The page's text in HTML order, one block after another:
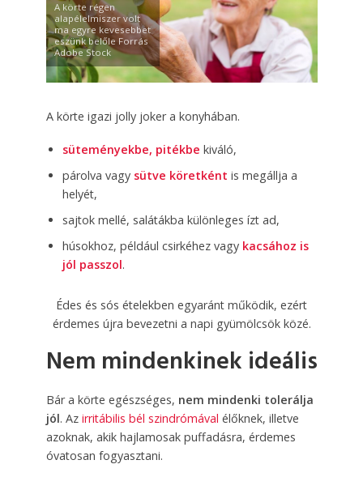
A körte régen
alapélelmiszer volt
ma egyre kevesebbet
eszünk belőle Forrás
Adobe Stock
A körte igazi jolly joker a konyhában.
süteményekbe, pitékbe kiváló,
párolva vagy sütve köretként is megállja a
helyét,
sajtok mellé, salátákba különleges ízt ad,
húsokhoz, például csirkéhez vagy kacsához is
jól passzol.
Édes és sós ételekben egyaránt működik, ezért
érdemes újra bevezetni a napi gyümölcsök közé.
Nem mindenkinek ideális
Bár a körte egészséges, nem mindenki tolerálja
jól. Az irritábilis bél szindrómával élőknek, illetve
azoknak, akik hajlamosak puffadásra, érdemes
óvatosan fogyasztani.